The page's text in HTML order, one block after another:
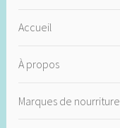
Accueil
À propos
Marques de nourriture